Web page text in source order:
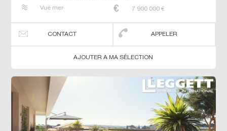
Vue mer 7 900 000 €
CONTACT APPELER
AJOUTER A MA SÉLECTION